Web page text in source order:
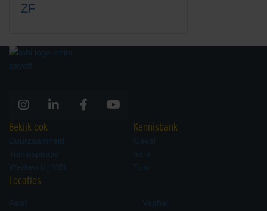
ZF
Bekijk ook
Duurzaamheid
Tuininspiratie
Werken bij MBI
Kennisbank
Gevel
Infra
Tuin
Locaties
Aalst Veghel